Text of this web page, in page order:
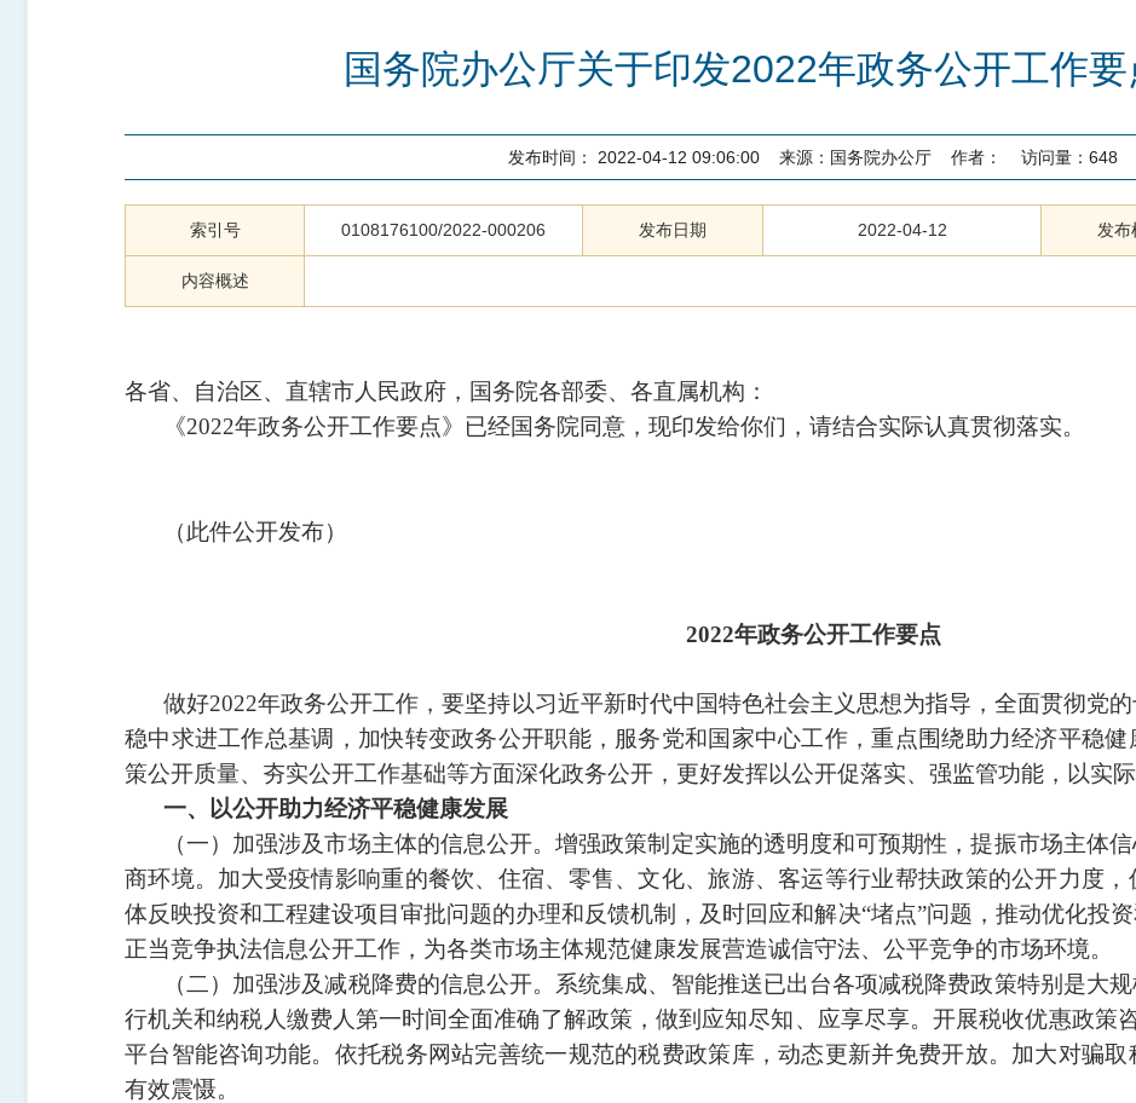
国务院办公厅关于印发2022年政务公开工作
发布时间： 2022-04-12 09:06:00 来源： 国务院办公厅 作者： 访问量： 648
索引号 0108176100/2022-000206 发布日期 2022-04-12 发布
内容概述
各省、自治区、直辖市人民政府，国务院各部委、各直属机构：
《2022年政务公开工作要点》已经国务院同意，现印发给你们，请结合实际认真贯彻落实。
（此件公开发布）
2022年政务公开工作要点
做好2022年政务公开工作，要坚持以习近平新时代中国特色社会主义思想为指导，全面贯彻党
稳中求进工作总基调，加快转变政务公开职能，服务党和国家中心工作，重点围绕助力经济平稳
策公开质量、夯实公开工作基础等方面深化政务公开，更好发挥以公开促落实、强监管功能，以实
一、以公开助力经济平稳健康发展
（一）加强涉及市场主体的信息公开。增强政策制定实施的透明度和可预期性，提振市场主体
商环境。加大受疫情影响重的餐饮、住宿、零售、文化、旅游、客运等行业帮扶政策的公开力度
体反映投资和工程建设项目审批问题的办理和反馈机制，及时回应和解决“堵点”问题，推动优化投
正当竞争执法信息公开工作，为各类市场主体规范健康发展营造诚信守法、公平竞争的市场环境。
（二）加强涉及减税降费的信息公开。 系统集成、智能推送已出台各项减税降费政策特别是大
行机关和纳税人缴费人第一时间全面准确了解政策，做到应知尽知、应享尽享。开展税收优惠政策
平台智能咨询功能。依托税务网站完善统一规范的税费政策库，动态更新并免费开放。加大对骗
有效震慑。